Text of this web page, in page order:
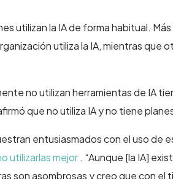
utilizan la IA de forma habitual.
utiliza la IA, mientras que
no utilizan herramientas de IA
que no utiliza IA y no tiene
entusiasmados con el uso de
utilizarlas mejor. “Aunque [la IA]
son asombrosas y creo que con el